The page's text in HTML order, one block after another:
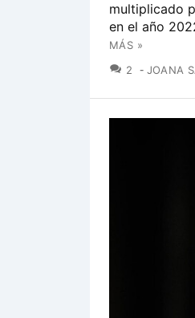
multiplicado
en el año
MÁS »
2
JOANA